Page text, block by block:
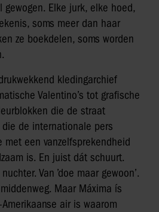
gewogen. Elke jurk, elke hoed,
soms meer dan haar
ze boekdelen, soms worden
kledingarchief
Valentino’s tot grafische
die de straat
de internationale pers
met een vanzelfsprekendheid
is. En juist dát schuurt.
Van ’doe maar gewoon’.
Maar Máxima ís
air is waarom